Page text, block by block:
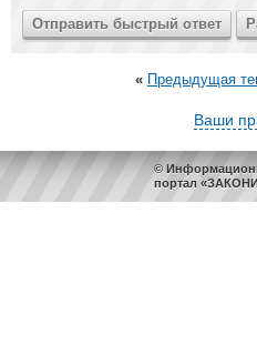
« Предыдущая
Ваши
©
портал